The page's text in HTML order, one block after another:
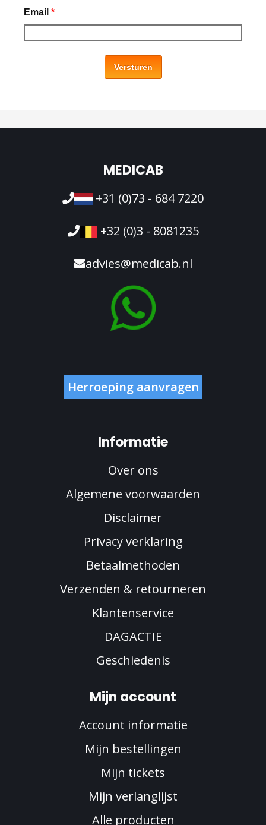
Email *
Versturen
MEDICAB
+31 (0)73 - 684 7220
+32 (0)3 - 8081235
advies@medicab.nl
Herroeping aanvragen
Informatie
Over ons
Algemene voorwaarden
Disclaimer
Privacy verklaring
Betaalmethoden
Verzenden & retourneren
Klantenservice
DAGACTIE
Geschiedenis
Mijn account
Account informatie
Mijn bestellingen
Mijn tickets
Mijn verlanglijst
Alle producten